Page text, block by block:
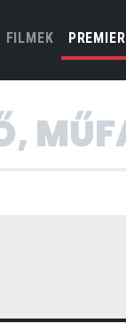
FILMEK(CURRENT)
PREMIER